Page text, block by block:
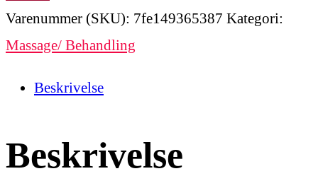
Varenummer (SKU): 7fe149365387 Kategori:
Massage/ Behandling
Beskrivelse
Beskrivelse